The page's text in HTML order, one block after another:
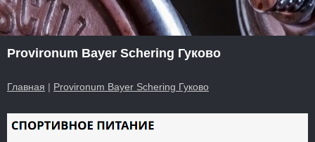
Provironum Bayer Schering Гуково
Главная | Provironum Bayer Schering Гуково